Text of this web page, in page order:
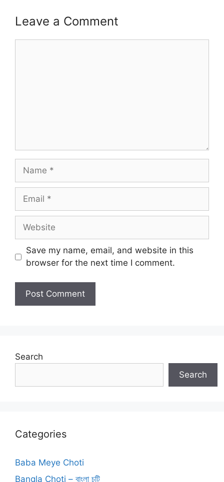
Leave a Comment
Name
Email
Website
Save my name, email, and website in this
browser for the next time I comment.
Search
Search
Categories
Baba Meye Choti
Bangla Choti – বাংলা চটি